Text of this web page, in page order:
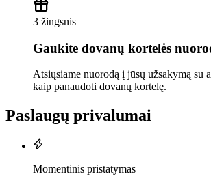
3 žingsnis
Gaukite dovanų kortelės
Atsiųsiame nuorodą į jūsų užsakymą su
kaip panaudoti dovanų kortelę.
Paslaugų privalumai
Momentinis pristatymas